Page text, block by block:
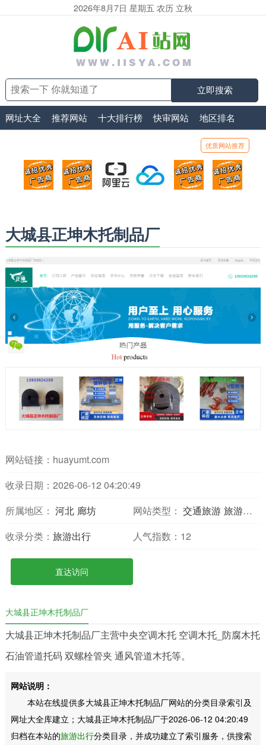
2026年8月7日 星期五 农历 立秋
立即搜索
网址大全 推荐网站 十大排行榜 快审网站 地区排名
优质网站推荐
顶部广告位1
广告位招商_广告位待售
顶部广告位2
广告位招商_广告位待售
阿里云
打折活动、99元/年
腾讯云
优惠打折，99元/年
顶部广告位5
广告位招商_
大城县正坤木托制品厂
网站链接： huayumt.com
收录日期：2026-06-12 04:20:49
所属地区： 河北 廊坊 网站类型： 交通旅游 旅游网站
收录分类： 旅游出行 人气指数： 12
直达访问
大城县正坤木托制品厂
大城县正坤木托制品厂主营中央空调木托 空调木托_防腐木托
石油管道托码 双螺栓管夹 通风管道木托等。
网站说明：
本站在线提供多大城县正坤木托制品厂网站的分类目录索引及
网址大全库建立；大城县正坤木托制品厂于2026-06-12 04:20:49
归档在本站的旅游出行分类目录，并成功建立了索引服务，供搜索